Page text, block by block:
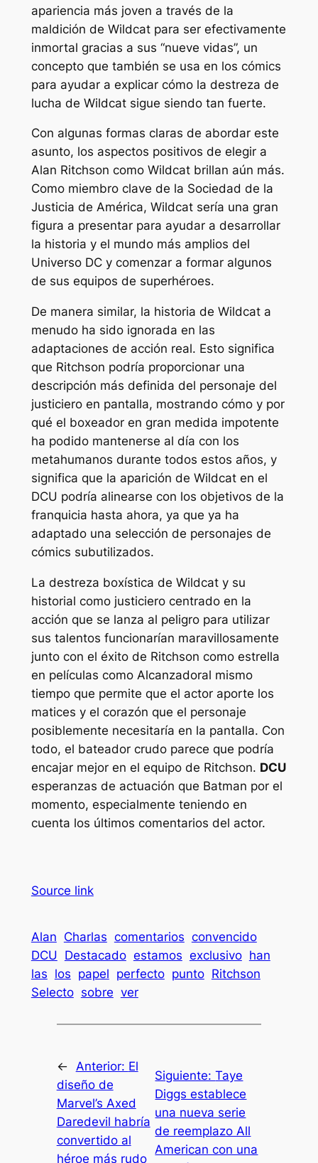
apariencia más joven a través de la
maldición de Wildcat para ser efectivamente
inmortal gracias a sus “nueve vidas”, un
concepto que también se usa en los cómics
para ayudar a explicar cómo la destreza de
lucha de Wildcat sigue siendo tan fuerte.
Con algunas formas claras de abordar este
asunto, los aspectos positivos de elegir a
Alan Ritchson como Wildcat brillan aún más.
Como miembro clave de la Sociedad de la
Justicia de América, Wildcat sería una gran
figura a presentar para ayudar a desarrollar
la historia y el mundo más amplios del
Universo DC y comenzar a formar algunos
de sus equipos de superhéroes.
De manera similar, la historia de Wildcat a
menudo ha sido ignorada en las
adaptaciones de acción real. Esto significa
que Ritchson podría proporcionar una
descripción más definida del personaje del
justiciero en pantalla, mostrando cómo y por
qué el boxeador en gran medida impotente
ha podido mantenerse al día con los
metahumanos durante todos estos años, y
significa que la aparición de Wildcat en el
DCU podría alinearse con los objetivos de la
franquicia hasta ahora, ya que ya ha
adaptado una selección de personajes de
cómics subutilizados.
La destreza boxística de Wildcat y su
historial como justiciero centrado en la
acción que se lanza al peligro para utilizar
sus talentos funcionarían maravillosamente
junto con el éxito de Ritchson como estrella
en películas como Alcanzadoral mismo
tiempo que permite que el actor aporte los
matices y el corazón que el personaje
posiblemente necesitaría en la pantalla. Con
todo, el bateador crudo parece que podría
encajar mejor en el equipo de Ritchson. DCU
esperanzas de actuación que Batman por el
momento, especialmente teniendo en
cuenta los últimos comentarios del actor.
Source link
Alan Charlas comentarios convencido
DCU Destacado estamos exclusivo han
las los papel perfecto punto Ritchson
Selecto sobre ver
← Anterior: El
diseño de
Marvel’s Axed
Daredevil habría
convertido al
héroe más rudo
Siguiente:Taye
Diggs establece
una nueva serie
de reemplazo All
American con una